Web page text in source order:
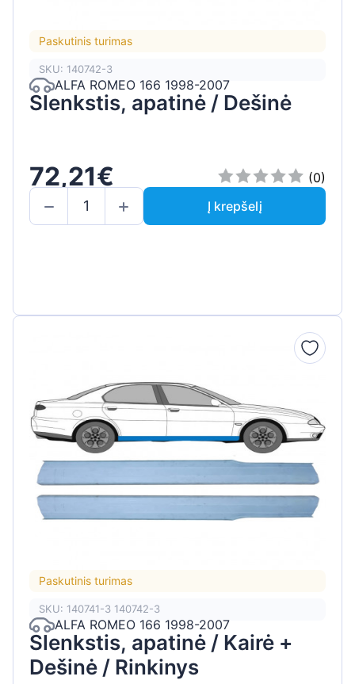
Paskutinis turimas
SKU: 140742-3
ALFA ROMEO 166 1998-2007
Slenkstis, apatinė / Dešinė
72,21€
(0)
Į krepšelį
Paskutinis turimas
SKU: 140741-3 140742-3
ALFA ROMEO 166 1998-2007
Slenkstis, apatinė / Kairė +
Dešinė / Rinkinys